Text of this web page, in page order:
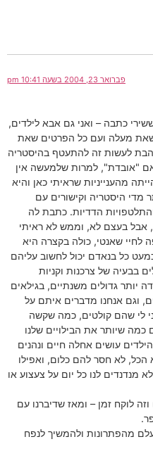
פברואר 23, 2004 בשעה 10:41 pm
כתבה – ואני גם אבא לילדים,
מעלה ועם כל הפרטים שאת
לעשות זה להתעטף בהיסטריה
"אובדת", למרות שלמעשה אין
מהענייניות שראיתי כאן והיא
היסטריה וקישורים עם
הדדיות. כתבת לה
בעצם לא, וממש לא ראיתי
שאנטי, כולה בקצרה היא
כל בנאדם יכול לחשוב עליהם
בבעיה של צרכנות וקניות
יותר גדולים משנתיים, בגילאים
וגם אנחנו מדברים איתם על
לי שהם קולטים, כמה שקשה
שיותר את הבילויים שלנו
עושים אחלה חיים ונהנים
הכל, לא חסר להם כלום, ואפילו
מנדנדים לנו כל יום על צעצוע או
לוקח זמן – ומאז שדיברנו עם
מהפתרונות ולהמשיך לנפח